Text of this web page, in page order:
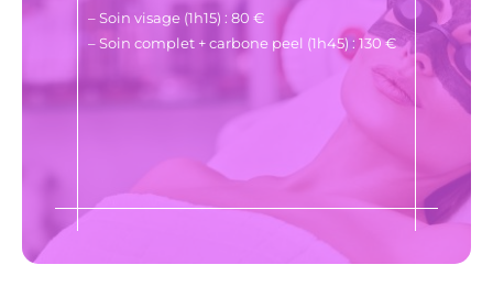
– Soin visage (1h15) : 80 €
– Soin complet + carbone peel (1h45) : 130 €